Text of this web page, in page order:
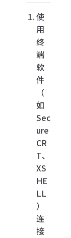
使
用
终
端
软
件
（
如
Sec
ure
CR
T、
XS
HE
LL
）
连
接